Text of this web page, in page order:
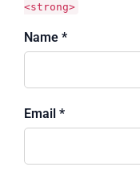
<strong>
Name *
Email *